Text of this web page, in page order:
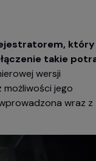
który
takie
wersji
jego
wraz z